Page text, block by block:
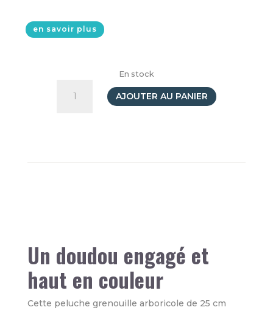
en savoir plus
En stock
AJOUTER AU PANIER
Un doudou engagé et
haut en couleur
Cette peluche grenouille arboricole de 25 cm